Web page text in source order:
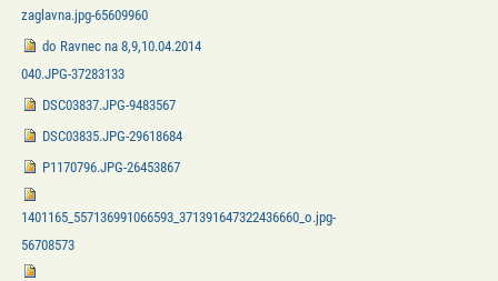
zaglavna.jpg-65609960
do Ravnec na 8,9,10.04.2014
040.JPG-37283133
DSC03837.JPG-9483567
DSC03835.JPG-29618684
P1170796.JPG-26453867
1401165_557136991066593_371391647322436660_o.jpg-
56708573